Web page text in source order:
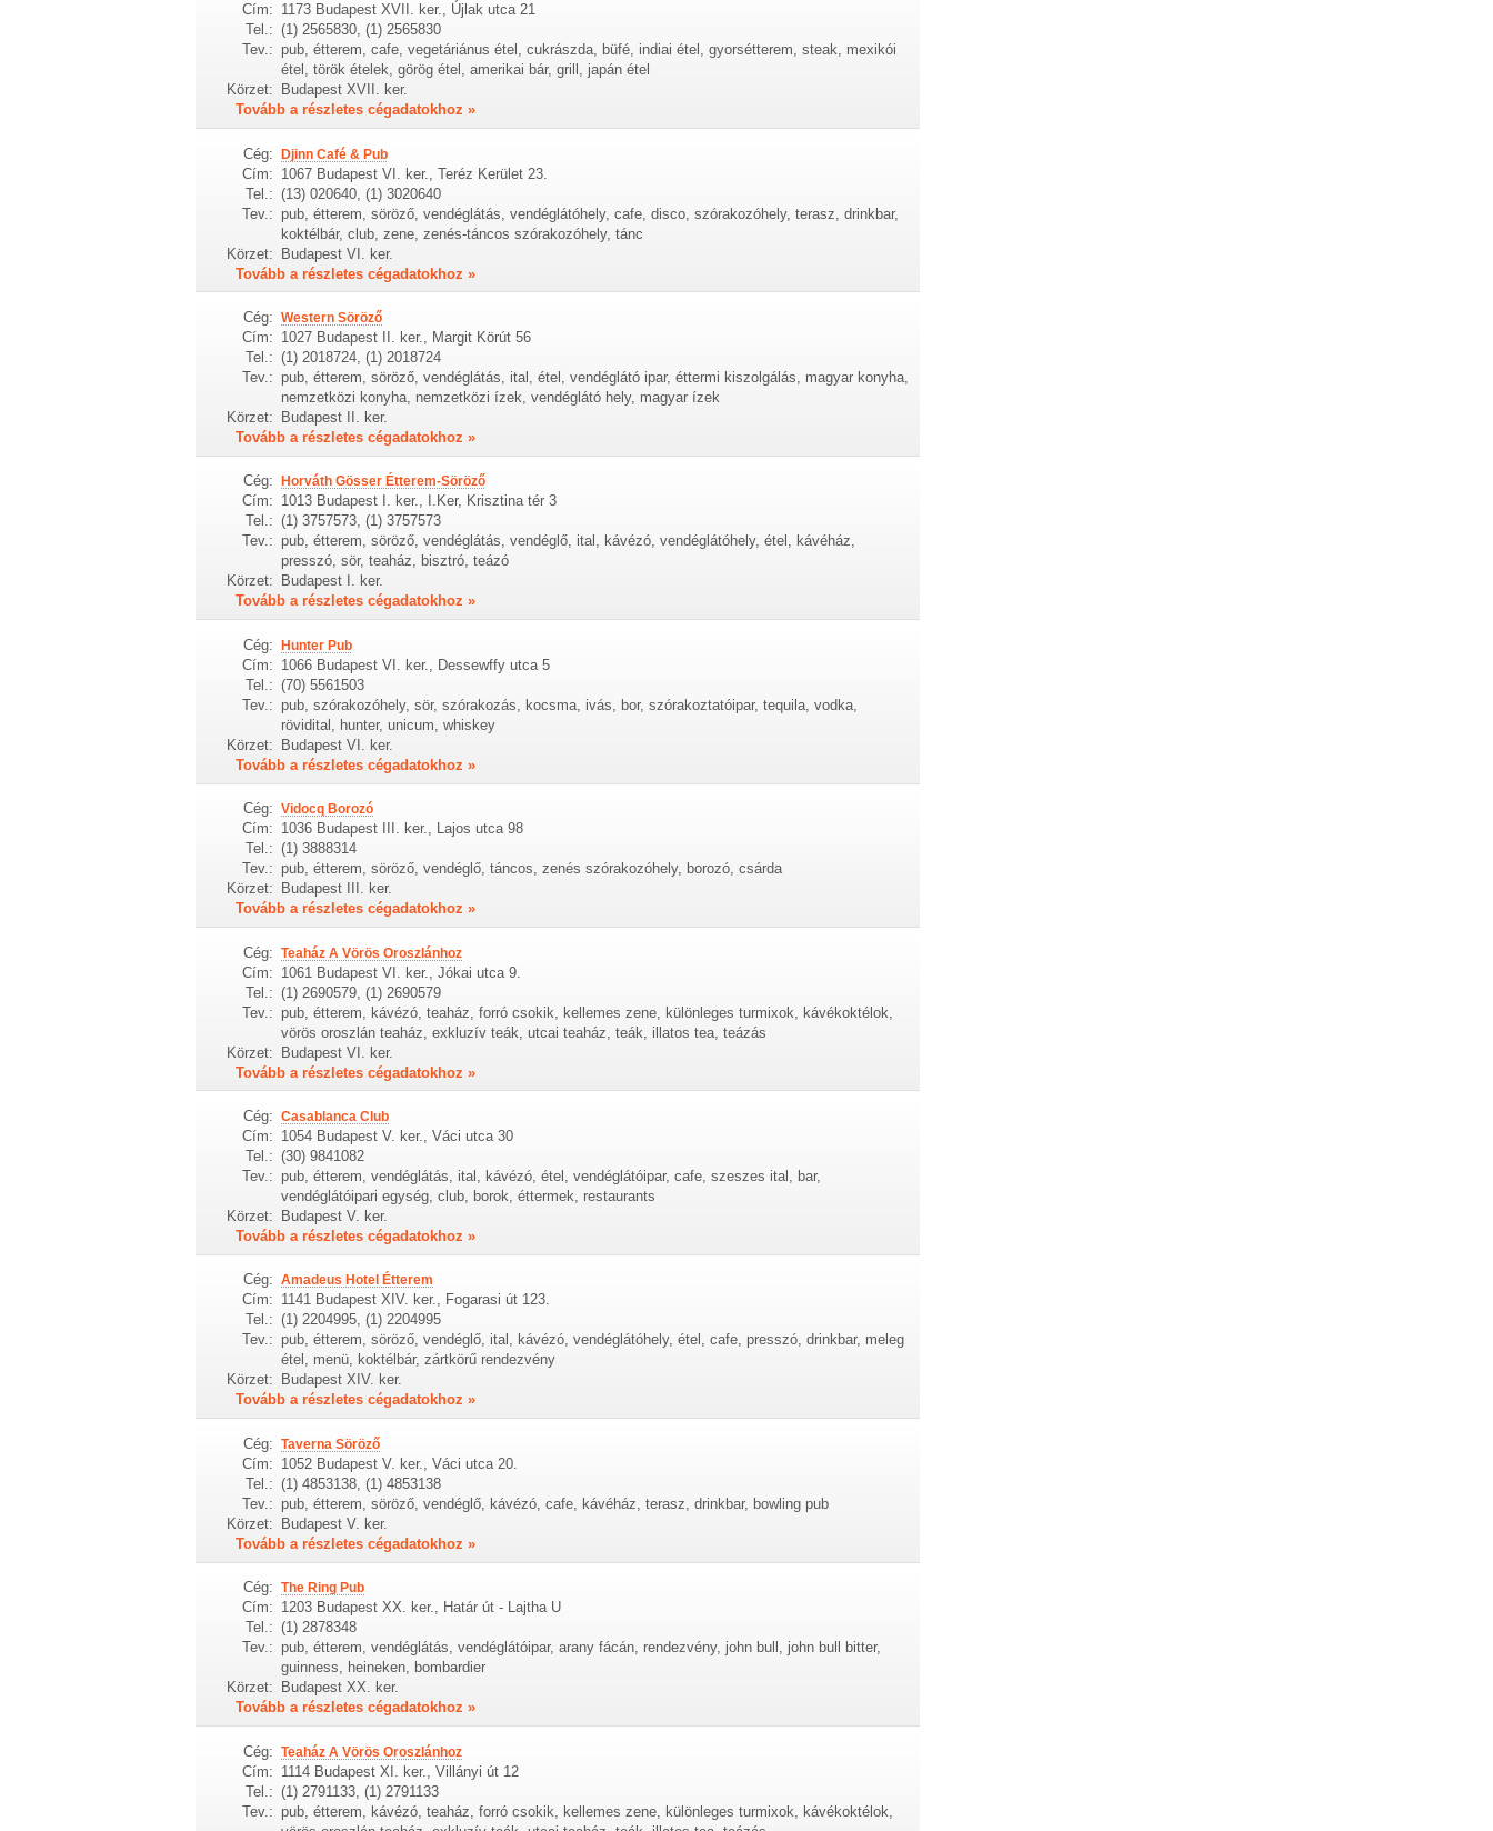
Cím: 1173 Budapest XVII. ker., Újlak utca 21
Tel.: (1) 2565830, (1) 2565830
Tev.: pub, étterem, cafe, vegetáriánus étel, cukrászda, büfé, indiai étel, gyorsétterem, steak, mexikói
étel, török ételek, görög étel, amerikai bár, grill, japán étel
Körzet:
Budapest XVII. ker.
Tovább a részletes cégadatokhoz »
Cég: Djinn Café & Pub
Cím: 1067 Budapest VI. ker., Teréz Kerület 23.
Tel.: (13) 020640, (1) 3020640
Tev.: pub, étterem, söröző, vendéglátás, vendéglátóhely, cafe, disco, szórakozóhely, terasz, drinkbar,
koktélbár, club, zene, zenés-táncos szórakozóhely, tánc
Körzet: Budapest VI. ker.
Tovább a részletes cégadatokhoz »
Cég: Western Söröző
Cím: 1027 Budapest II. ker., Margit Körút 56
Tel.: (1) 2018724, (1) 2018724
Tev.: pub, étterem, söröző, vendéglátás, ital, étel, vendéglátó ipar, éttermi kiszolgálás, magyar konyha,
nemzetközi konyha, nemzetközi ízek, vendéglátó hely, magyar ízek
Körzet:
Budapest II. ker.
Tovább a részletes cégadatokhoz »
Cég: Horváth Gösser Étterem-Söröző
Cím: 1013 Budapest I. ker., I.Ker, Krisztina tér 3
Tel.: (1) 3757573, (1) 3757573
Tev.: pub, étterem, söröző, vendéglátás, vendéglő, ital, kávézó, vendéglátóhely, étel, kávéház,
presszó, sör, teaház, bisztró, teázó
Körzet:
Budapest I. ker.
Tovább a részletes cégadatokhoz »
Cég: Hunter Pub
Cím: 1066 Budapest VI. ker., Dessewffy utca 5
Tel.: (70) 5561503
Tev.: pub, szórakozóhely, sör, szórakozás, kocsma, ivás, bor, szórakoztatóipar, tequila, vodka,
rövidital, hunter, unicum, whiskey
Körzet:
Budapest VI. ker.
Tovább a részletes cégadatokhoz »
Cég: Vidocq Borozó
Cím: 1036 Budapest III. ker., Lajos utca 98
Tel.: (1) 3888314
Tev.: pub, étterem, söröző, vendéglő, táncos, zenés szórakozóhely, borozó, csárda
Körzet:
Budapest III. ker.
Tovább a részletes cégadatokhoz »
Cég: Teaház A Vörös Oroszlánhoz
Cím: 1061 Budapest VI. ker., Jókai utca 9.
Tel.: (1) 2690579, (1) 2690579
Tev.: pub, étterem, kávézó, teaház, forró csokik, kellemes zene, különleges turmixok, kávékoktélok,
vörös oroszlán teaház, exkluzív teák, utcai teaház, teák, illatos tea, teázás
Körzet: Budapest VI. ker.
Tovább a részletes cégadatokhoz »
Cég: Casablanca Club
Cím: 1054 Budapest V. ker., Váci utca 30
Tel.: (30) 9841082
Tev.: pub, étterem, vendéglátás, ital, kávézó, étel, vendéglátóipar, cafe, szeszes ital, bar,
vendéglátóipari egység, club, borok, éttermek, restaurants
Körzet:
Budapest V. ker.
Tovább a részletes cégadatokhoz »
Cég: Amadeus Hotel Étterem
Cím: 1141 Budapest XIV. ker., Fogarasi út 123.
Tel.: (1) 2204995, (1) 2204995
Tev.: pub, étterem, söröző, vendéglő, ital, kávézó, vendéglátóhely, étel, cafe, presszó, drinkbar, meleg
étel, menü, koktélbár, zártkörű rendezvény
Körzet:
Budapest XIV. ker.
Tovább a részletes cégadatokhoz »
Cég: Taverna Söröző
Cím: 1052 Budapest V. ker., Váci utca 20.
Tel.: (1) 4853138, (1) 4853138
Tev.: pub, étterem, söröző, vendéglő, kávézó, cafe, kávéház, terasz, drinkbar, bowling pub
Körzet:
Budapest V. ker.
Tovább a részletes cégadatokhoz »
Cég: The Ring Pub
Cím: 1203 Budapest XX. ker., Határ út - Lajtha U
Tel.: (1) 2878348
Tev.: pub, étterem, vendéglátás, vendéglátóipar, arany fácán, rendezvény, john bull, john bull bitter,
guinness, heineken, bombardier
Körzet:
Budapest XX. ker.
Tovább a részletes cégadatokhoz »
Cég: Teaház A Vörös Oroszlánhoz
Cím: 1114 Budapest XI. ker., Villányi út 12
Tel.: (1) 2791133, (1) 2791133
Tev.: pub, étterem, kávézó, teaház, forró csokik, kellemes zene, különleges turmixok, kávékoktélok,